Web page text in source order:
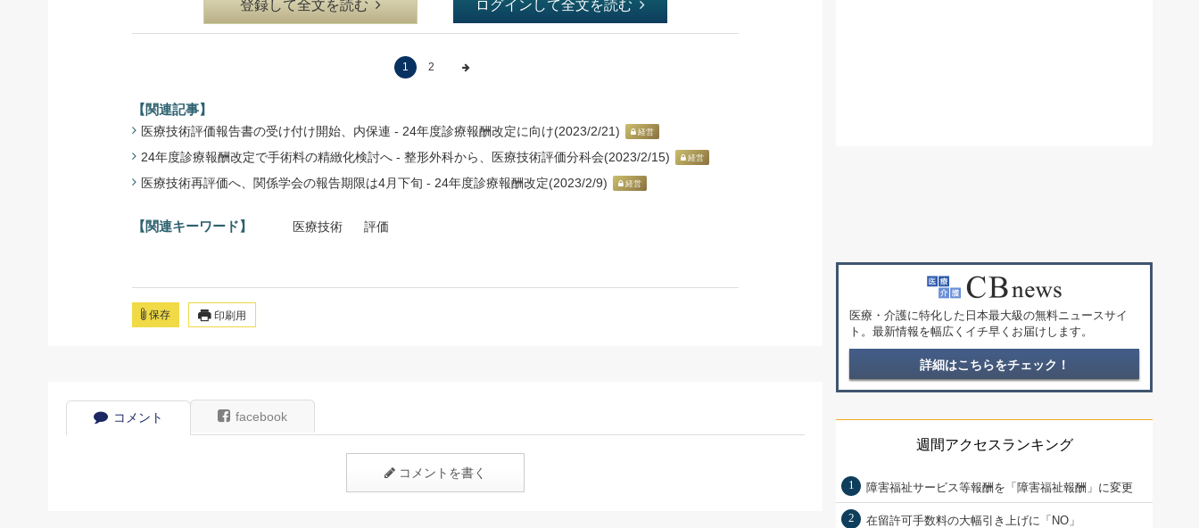
登録して全文を読む ログインして全文を読む
1 2
【関連記事】
医療技術評価報告書の受け付け開始、内保連 - 24年度診療報酬改定に向け(2023/2/21) 経営
24年度診療報酬改定で手術料の精緻化検討へ - 整形外科から、医療技術評価分科会(2023/2/15) 経営
医療技術再評価へ、関係学会の報告期限は4月下旬 - 24年度診療報酬改定(2023/2/9) 経営
【関連キーワード】 医療技術 評価
保存 印刷用
コメント facebook
コメントを書く
医療・介護に特化した日本最大級の無料ニュースサイ
ト。最新情報を幅広くイチ早くお届けします。
詳細はこちらをチェック！
週間アクセスランキング
1 障害福祉サービス等報酬を「障害福祉報酬」に変更
2 在留許可手数料の大幅引き上げに「NO」